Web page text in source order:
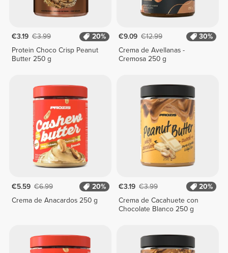
€3.19 €3.99
20%
Protein Choco Crisp Peanut
Butter 250 g
€9.09 €12.99
30%
Crema de Avellanas -
Cremosa 250 g
€5.59 €6.99
20%
Crema de Anacardos 250 g
€3.19 €3.99
20%
Crema de Cacahuete con
Chocolate Blanco 250 g